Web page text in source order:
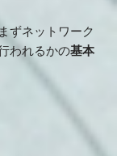
ずネットワーク
われるかの基本